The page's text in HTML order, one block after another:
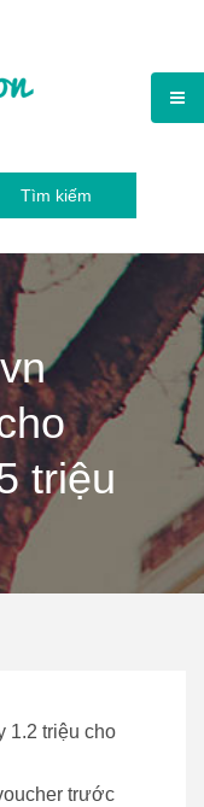
Tìm kiếm
triệu
1.2 triệu cho
trước